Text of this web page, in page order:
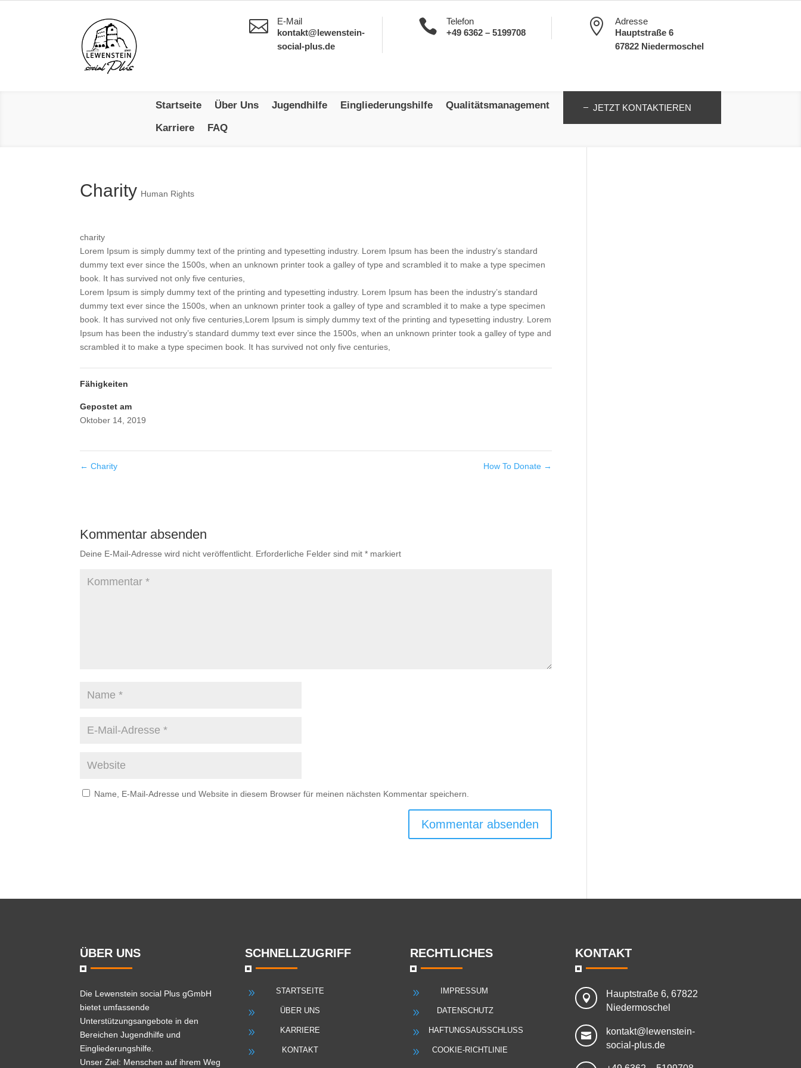

E-Mail
kontakt@lewenstein-
social-plus.de

Telefon
+49 6362 – 5199708

Adresse
Hauptstraße 6
67822 Niedermoschel
Startseite Über Uns Jugendhilfe Eingliederungshilfe
Qualitätsmanagement
Karriere
FAQ
JETZT KONTAKTIEREN
Charity Human Rights
charity
Lorem Ipsum is simply dummy text of the printing and typesetting industry. Lorem Ipsum has been the industry’s standard
dummy text ever since the 1500s, when an unknown printer took a galley of type and scrambled it to make a type specimen
book. It has survived not only five centuries,
Lorem Ipsum is simply dummy text of the printing and typesetting industry. Lorem Ipsum has been the industry’s standard
dummy text ever since the 1500s, when an unknown printer took a galley of type and scrambled it to make a type specimen
book. It has survived not only five centuries,Lorem Ipsum is simply dummy text of the printing and typesetting industry. Lorem
Ipsum has been the industry’s standard dummy text ever since the 1500s, when an unknown printer took a galley of type and
scrambled it to make a type specimen book. It has survived not only five centuries,
Fähigkeiten
Gepostet am
Oktober 14, 2019
← Charity How To Donate →
Kommentar absenden
Deine E-Mail-Adresse wird nicht veröffentlicht. Erforderliche Felder sind mit* markiert
Name, E-Mail-Adresse und Website in diesem Browser für meinen nächsten Kommentar speichern.
ÜBER UNS
Die Lewenstein social Plus gGmbH
bietet umfassende
Unterstützungsangebote in den
Bereichen Jugendhilfe und
Eingliederungshilfe.
Unser Ziel: Menschen auf ihrem Weg
SCHNELLZUGRIFF
9 STARTSEITE
9 ÜBER UNS
9 KARRIERE
9 KONTAKT
RECHTLICHES
9 IMPRESSUM
9 DATENSCHUTZ
9 HAFTUNGSAUSSCHLUSS
9 COOKIE-RICHTLINIE
KONTAKT

Hauptstraße 6, 67822
Niedermoschel

kontakt@lewenstein-
social-plus.de